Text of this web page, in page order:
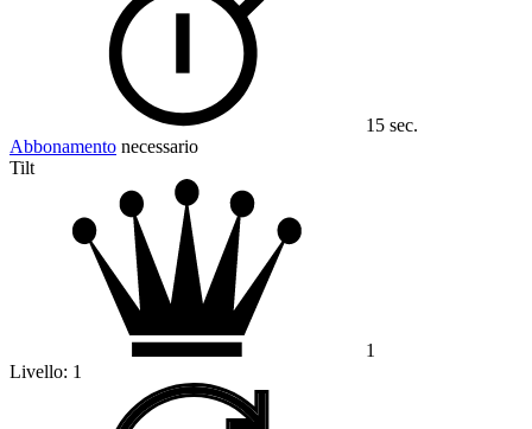
15 sec.
Abbonamento necessario
Tilt
1
Livello: 1